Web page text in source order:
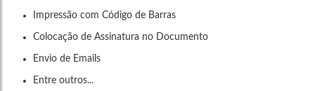
Impressão com Código de Barras
Colocação de Assinatura no Documento
Envio de Emails
Entre outros...